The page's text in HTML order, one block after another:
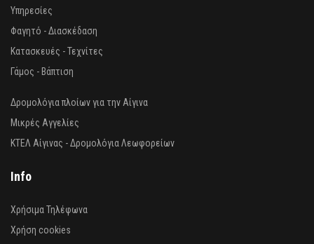
Υπηρεσίες
Φαγητό - Διασκέδαση
Κατασκευές - Τεχνίτες
Γάμος - Βάπτιση
Δρομολόγια πλοίων για την Αίγινα
Μικρές Αγγελίες
ΚΤΕΛ Αίγινας - Δρομολόγια Λεωφορείων
Info
Χρήσιμα Τηλέφωνα
Χρήση cookies